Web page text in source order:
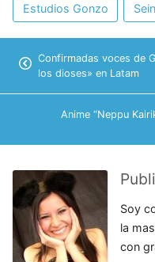
Estudios Gonzo
Confirmadas voces de
los dioses» en Latam
Anime “Neppu
Soy
la
con